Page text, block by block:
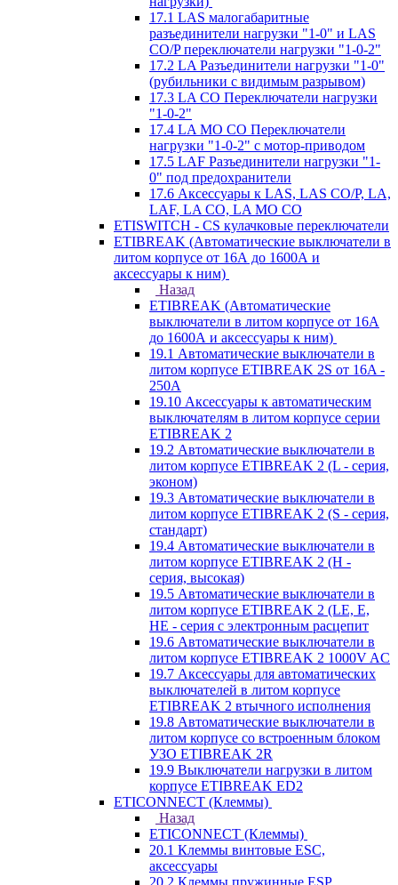
17.1 LAS малогабаритные
разъединители нагрузки "1-0" и LAS
CO/P переключатели нагрузки "1-0-2"
17.2 LA Разъединители нагрузки "1-0"
(рубильники с видимым разрывом)
17.3 LA CO Переключатели нагрузки
"1-0-2"
17.4 LA MO CO Переключатели
нагрузки "1-0-2" с мотор-приводом
17.5 LAF Разъединители нагрузки "1-
0" под предохранители
17.6 Аксессуары к LAS, LAS CO/P, LA,
LAF, LA CO, LA MO CO
ETISWITCH - CS кулачковые переключатели
ETIBREAK (Автоматические выключатели в
литом корпусе от 16А до 1600А и
аксессуары к ним)
Назад
ETIBREAK (Автоматические
выключатели в литом корпусе от 16А
до 1600А и аксессуары к ним)
19.1 Автоматические выключатели в
литом корпусе ETIBREAK 2S от 16A -
250A
19.10 Аксессуары к автоматическим
выключателям в литом корпусе серии
ETIBREAK 2
19.2 Автоматические выключатели в
литом корпусе ETIBREAK 2 (L - серия,
эконом)
19.3 Автоматические выключатели в
литом корпусе ETIBREAK 2 (S - серия,
стандарт)
19.4 Автоматические выключатели в
литом корпусе ETIBREAK 2 (H -
серия, высокая)
19.5 Автоматические выключатели в
литом корпусе ETIBREAK 2 (LE, E,
HE - серия с электронным расцепит
19.6 Автоматические выключатели в
литом корпусе ETIBREAK 2 1000V AC
19.7 Аксессуары для автоматических
выключателей в литом корпусе
ETIBREAK 2 втычного исполнения
19.8 Автоматические выключатели в
литом корпусе со встроенным блоком
УЗО ETIBREAK 2R
19.9 Выключатели нагрузки в литом
корпусе ETIBREAK ED2
ETICONNECT (Клеммы)
Назад
ETICONNECT (Клеммы)
20.1 Клеммы винтовые ESC,
аксессуары
20.2 Клеммы пружинные ESP,